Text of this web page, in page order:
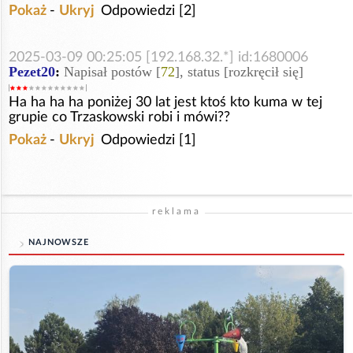
Pokaż - Ukryj Odpowiedzi [2]
2025-03-09 00:25:05 [192.168.32.*] id:1680006
Pezet20: Napisał postów [72], status [rozkręcił się]
Ha ha ha ha poniżej 30 lat jest ktoś kto kuma w tej
grupie co Trzaskowski robi i mówi??
Pokaż - Ukryj Odpowiedzi [1]
reklama
NAJNOWSZE